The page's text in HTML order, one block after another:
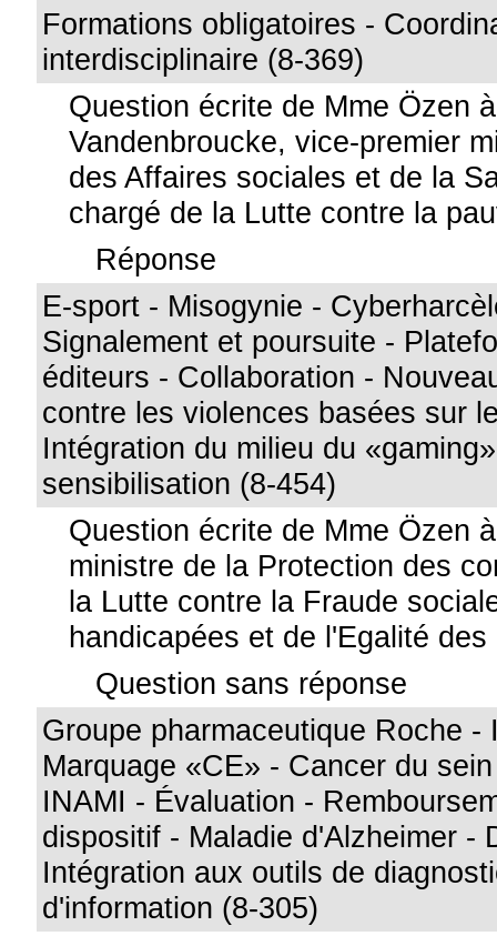
Formations obligatoires -
interdisciplinaire (8-369)
Question écrite de Mme Özen
Vandenbroucke, vice-premier
des Affaires sociales et de la
chargé de la Lutte contre la
Réponse
E-sport - Misogynie -
Signalement et poursuite -
éditeurs - Collaboration -
contre les violences basées sur
Intégration du milieu du
sensibilisation (8-454)
Question écrite de Mme Özen
ministre de la Protection des
la Lutte contre la Fraude
handicapées et de l'Egalité des
Question sans réponse
Groupe pharmaceutique Roche -
Marquage «CE» - Cancer du
INAMI - Évaluation -
dispositif - Maladie d'Alzheimer -
Intégration aux outils de
d'information (8-305)